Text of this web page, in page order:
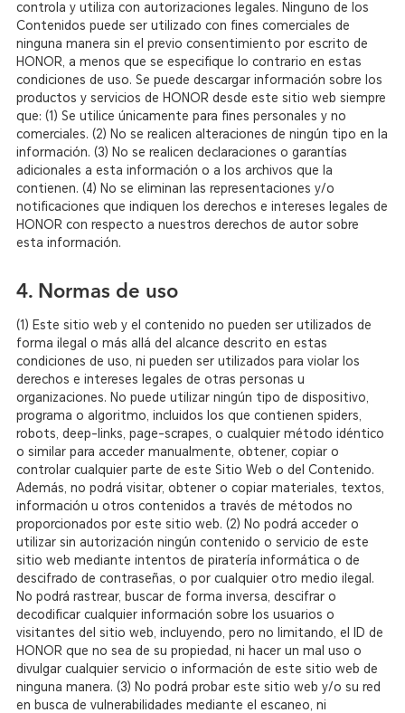
controla y utiliza con autorizaciones legales. Ninguno de los
Contenidos puede ser utilizado con fines comerciales de
ninguna manera sin el previo consentimiento por escrito de
HONOR, a menos que se especifique lo contrario en estas
condiciones de uso. Se puede descargar información sobre los
productos y servicios de HONOR desde este sitio web siempre
que: (1) Se utilice únicamente para fines personales y no
comerciales. (2) No se realicen alteraciones de ningún tipo en la
información. (3) No se realicen declaraciones o garantías
adicionales a esta información o a los archivos que la
contienen. (4) No se eliminan las representaciones y/o
notificaciones que indiquen los derechos e intereses legales de
HONOR con respecto a nuestros derechos de autor sobre
esta información.
4. Normas de uso
(1) Este sitio web y el contenido no pueden ser utilizados de
forma ilegal o más allá del alcance descrito en estas
condiciones de uso, ni pueden ser utilizados para violar los
derechos e intereses legales de otras personas u
organizaciones. No puede utilizar ningún tipo de dispositivo,
programa o algoritmo, incluidos los que contienen spiders,
robots, deep-links, page-scrapes, o cualquier método idéntico
o similar para acceder manualmente, obtener, copiar o
controlar cualquier parte de este Sitio Web o del Contenido.
Además, no podrá visitar, obtener o copiar materiales, textos,
información u otros contenidos a través de métodos no
proporcionados por este sitio web. (2) No podrá acceder o
utilizar sin autorización ningún contenido o servicio de este
sitio web mediante intentos de piratería informática o de
descifrado de contraseñas, o por cualquier otro medio ilegal.
No podrá rastrear, buscar de forma inversa, descifrar o
decodificar cualquier información sobre los usuarios o
visitantes del sitio web, incluyendo, pero no limitando, el ID de
HONOR que no sea de su propiedad, ni hacer un mal uso o
divulgar cualquier servicio o información de este sitio web de
ninguna manera. (3) No podrá probar este sitio web y/o su red
en busca de vulnerabilidades mediante el escaneo, ni